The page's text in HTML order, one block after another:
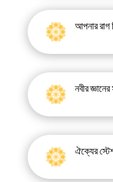
আপনার রাগ
নবীর
ঐক্যের